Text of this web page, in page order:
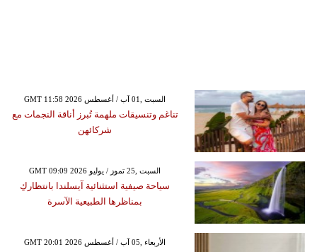
GMT 11:58 2026 السبت ,01 آب / أغسطس
تناغم وتنسيقات ملهمة تُبرز أناقة النجمات مع
شركائهن
GMT 09:09 2026 السبت ,25 تموز / يوليو
سياحة صيفية استثنائية آيسلندا بانتظاركِ
بمناظرها الطبيعية الآسرة
GMT 20:01 2026 الأربعاء ,05 آب / أغسطس